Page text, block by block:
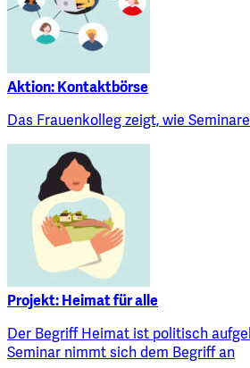
Aktion: Kontaktbörse
Das Frauenkolleg zeigt, wie
Projekt: Heimat für alle
Der Begriff Heimat ist politisch
Seminar nimmt sich dem Begriff an